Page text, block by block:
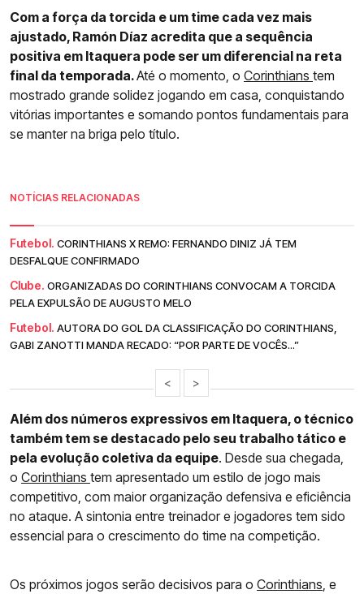
Com a força da torcida e um time cada vez mais
ajustado, Ramón Díaz acredita que a sequência
positiva em Itaquera pode ser um diferencial na reta
final da temporada.Até o momento, o Corinthians tem
mostrado grande solidez jogando em casa, conquistando
vitórias importantes e somando pontos fundamentais para
se manter na briga pelo título.
NOTÍCIAS RELACIONADAS
Futebol. CORINTHIANS X REMO: FERNANDO DINIZ JÁ TEM
DESFALQUE CONFIRMADO
Clube. ORGANIZADAS DO CORINTHIANS CONVOCAM A TORCIDA
PELA EXPULSÃO DE AUGUSTO MELO
Futebol. AUTORA DO GOL DA CLASSIFICAÇÃO DO CORINTHIANS,
GABI ZANOTTI MANDA RECADO: “POR PARTE DE VOCÊS...”
< >
Além dos números expressivos em Itaquera, o técnico
também tem se destacado pelo seu trabalho tático e
pela evolução coletiva da equipe. Desde sua chegada,
o Corinthians tem apresentado um estilo de jogo mais
competitivo, com maior organização defensiva e eficiência
no ataque. A sintonia entre treinador e jogadores tem sido
essencial para o crescimento do time na competição.
Os próximos jogos serão decisivos para o Corinthians, e